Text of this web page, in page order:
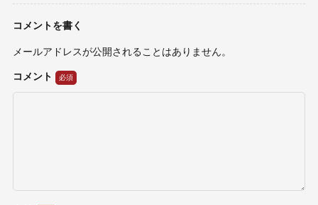
コメントを書く
メールアドレスが公開されることはありません。
コメント